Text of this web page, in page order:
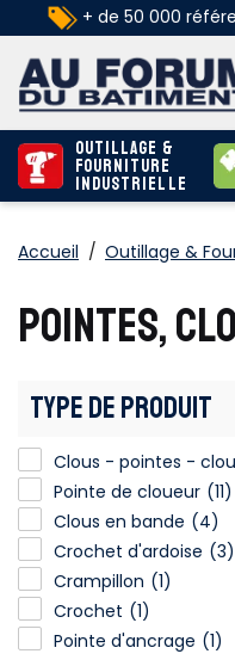
+ de 50 000
Outillage &
Fourniture
industrielle
Accueil / Outillage &
POINTES,
TYPE DE PRODUIT
Clous - pointes -
Pointe de cloueur (11)
Clous en bande (4)
Crochet d'ardoise (3)
Crampillon (1)
Crochet (1)
Pointe d'ancrage (1)